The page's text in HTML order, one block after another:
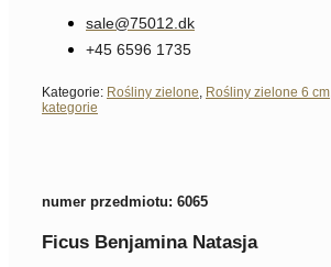
sale@75012.dk
+45 6596 1735
Kategorie: Rośliny zielone Rośliny zielone 6 cm
kategorie
numer przedmiotu: 6065
Ficus Benjamina Natasja